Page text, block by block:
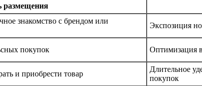
размещения
знакомство с брендом или
Экспозиция
покупок Оптимизация
и приобрести товар
Длительное
покупок